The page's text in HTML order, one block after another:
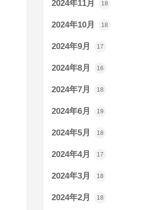
2024年11月 18
2024年10月 18
2024年9月 17
2024年8月 16
2024年7月 18
2024年6月 19
2024年5月 18
2024年4月 17
2024年3月 18
2024年2月 18